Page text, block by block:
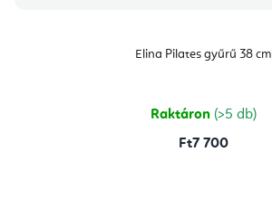
Elina Pilates gyűrű 38 cm
Raktáron (>5 db)
Ft7 700